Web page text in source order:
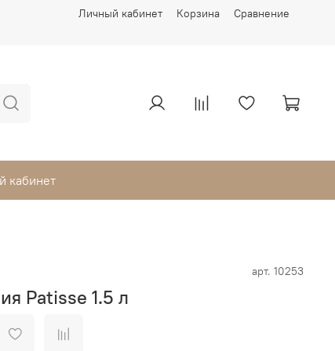
Личный кабинет Корзина Сравнение
кабинет
арт. 10253
Patisse 1.5 л